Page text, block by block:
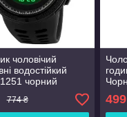
чоловічий
водостійкий
чорний
774 ₴ 499